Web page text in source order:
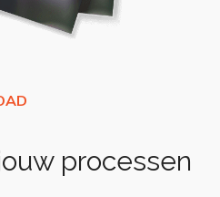
processen